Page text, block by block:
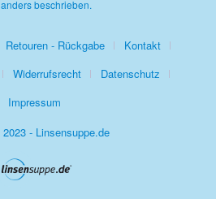
beschrieben.
Retouren - Rückgabe
Kontakt
Widerrufsrecht
Datenschutz
Impressum
- Linsensuppe.de